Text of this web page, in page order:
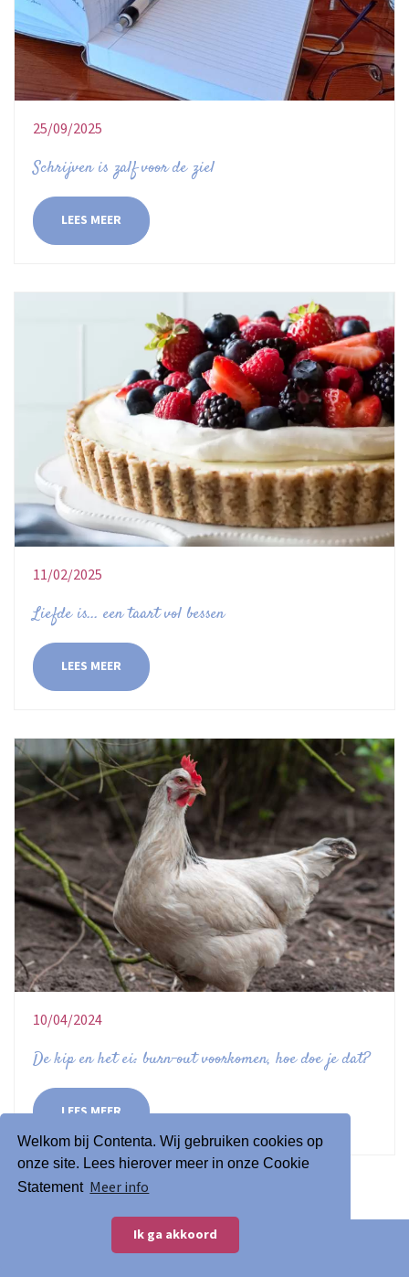
Welkom bij Contenta. Wij gebruiken cookies op
onze site. Lees hierover meer in onze Cookie
Statement Meer info
Ik ga akkoord
25/09/2025
Schrijven is zalf voor de ziel
LEES MEER
11/02/2025
Liefde is... een taart vol bessen
LEES MEER
10/04/2024
De kip en het ei: burn-out voorkomen, hoe doe je dat?
LEES MEER
© 2026 Contenta
Algemene voorwaarden